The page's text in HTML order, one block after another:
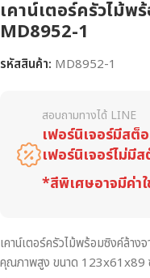
เคาน์เตอร์ครัวไม้
MD8952-1
รหัสสินค้า: MD8952-1
สอบถามทางได้ LINE
เฟอร์นิเจอร์มีสต็
เฟอร์นิเจอร์ไม่มี
*สีพิเศษอาจมีค่า
เคาน์เตอร์ครัวไม้พร้อมซิงค์ล้า
คุณภาพสูง ขนาด 123x61x89